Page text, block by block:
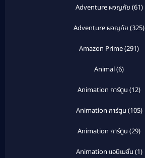
Adventure ผจญภัย (61)
Adventure ผจญภัย (325)
Amazon Prime(291)
Animal(6)
Animation การ์ตูน (12)
Animation การ์ตูน (105)
Animation การ์ตูน (29)
Animation แอนิเมชั่น (1)